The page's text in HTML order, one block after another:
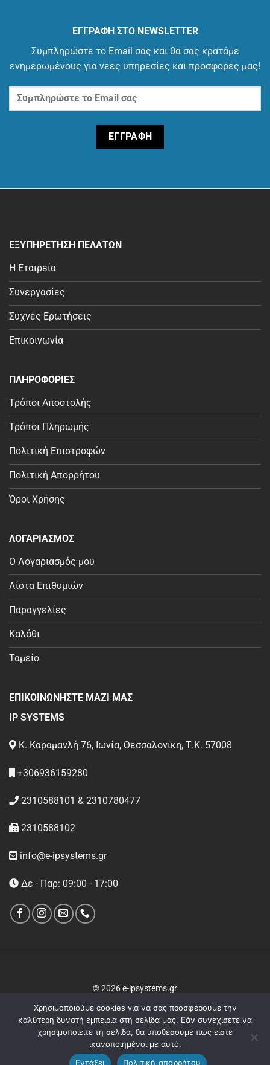
ΕΓΓΡΑΦΗ ΣΤΟ NEWSLETTER
Συμπληρώστε το Email σας και θα σας κρατάμε
ενημερωμένους για νέες υπηρεσίες και προσφορές μας!
ΕΞΥΠΗΡΕΤΗΣΗ ΠΕΛΑΤΩΝ
Η Εταιρεία
Συνεργασίες
Συχνές Ερωτήσεις
Επικοινωνία
ΠΛΗΡΟΦΟΡΙΕΣ
Τρόποι Αποστολής
Τρόποι Πληρωμής
Πολιτική Επιστροφών
Πολιτική Απορρήτου
Όροι Χρήσης
ΛΟΓΑΡΙΑΣΜΟΣ
Ο Λογαριασμός μου
Λίστα Επιθυμιών
Παραγγελίες
Καλάθι
Ταμείο
ΕΠΙΚΟΙΝΩΝΗΣΤΕ ΜΑΖΙ ΜΑΣ
IP SYSTEMS
Κ. Καραμανλή 76, Ιωνία, Θεσσαλονίκη, Τ.Κ. 57008
+306936159280
2310588101 & 2310780477
2310588102
info@e-ipsystems.gr
Δε - Παρ: 09:00 - 17:00
© 2026 e-ipsystems.gr
Χρησιμοποιούμε cookies για να σας προσφέρουμε την
καλύτερη δυνατή εμπειρία στη σελίδα μας. Εάν συνεχίσετε να
χρησιμοποιείτε τη σελίδα, θα υποθέσουμε πως είστε
ικανοποιημένοι με αυτό.
Εντάξει
Πολιτική απορρήτου